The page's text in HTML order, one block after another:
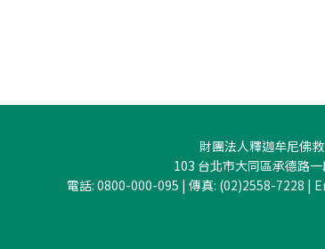
財團法人釋迦牟尼佛
103 台北市大同區承德路
電話: 0800-000-095 | 傳真: (02)2558-7228 |